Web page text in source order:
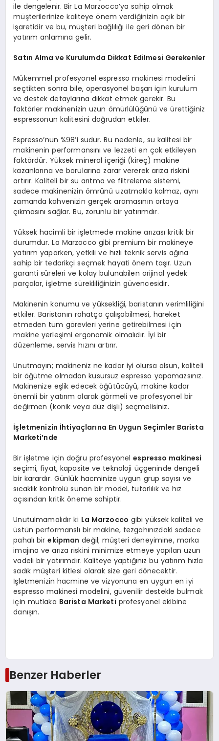
ile dengelenir. Bir La Marzocco’ya sahip olmak
müşterilerinize kaliteye önem verdiğinizin açık bir
işaretidir ve bu, müşteri bağlılığı ile geri dönen bir
yatırım anlamına gelir.
Satın Alma ve Kurulumda Dikkat Edilmesi Gerekenler
Mükemmel profesyonel espresso makinesi modelini
seçtikten sonra bile, operasyonel başarı için kurulum
ve destek detaylarına dikkat etmek gerekir. Bu
faktörler makinenizin uzun ömürlülüğünü ve ürettiğiniz
espressonun kalitesini doğrudan etkiler.
Espresso’nun %98’i sudur. Bu nedenle, su kalitesi bir
makinenin performansını ve lezzeti en çok etkileyen
faktördür. Yüksek mineral içeriği (kireç) makine
kazanlarına ve borularına zarar vererek arıza riskini
artırır. Kaliteli bir su arıtma ve filtreleme sistemi,
sadece makinenizin ömrünü uzatmakla kalmaz, aynı
zamanda kahvenizin gerçek aromasının ortaya
çıkmasını sağlar. Bu, zorunlu bir yatırımdır.
Yüksek hacimli bir işletmede makine arızası kritik bir
durumdur. La Marzocco gibi premium bir makineye
yatırım yaparken, yetkili ve hızlı teknik servis ağına
sahip bir tedarikçi seçmek hayati önem taşır. Uzun
garanti süreleri ve kolay bulunabilen orijinal yedek
parçalar, işletme sürekliliğinizin güvencesidir.
Makinenin konumu ve yüksekliği, baristanın verimliliğini
etkiler. Baristanın rahatça çalışabilmesi, hareket
etmeden tüm görevleri yerine getirebilmesi için
makine yerleşimi ergonomik olmalıdır. İyi bir
düzenleme, servis hızını artırır.
Unutmayın; makineniz ne kadar iyi olursa olsun, kaliteli
bir öğütme olmadan kusursuz espresso yapamazsınız.
Makinenize eşlik edecek öğütücüyü, makine kadar
önemli bir yatırım olarak görmeli ve profesyonel bir
değirmen (konik veya düz dişli) seçmelisiniz.
İşletmenizin İhtiyaçlarına En Uygun Seçimler Barista
Marketi’nde
Bir işletme için doğru profesyonelespresso makinesi
seçimi, fiyat, kapasite ve teknoloji üçgeninde dengeli
bir karardır. Günlük hacminize uygun grup sayısı ve
sıcaklık kontrolü sunan bir model, tutarlılık ve hız
açısından kritik öneme sahiptir.
Unutulmamalıdır ki La Marzocco gibi yüksek kaliteli ve
üstün performanslı bir makine, tezgahınızdaki sadece
pahalı birekipman değil; müşteri deneyimine, marka
imajına ve arıza riskini minimize etmeye yapılan uzun
vadeli bir yatırımdır. Kaliteye yaptığınız bu yatırım hızla
sadık müşteri kitlesi olarak size geri dönecektir.
İşletmenizin hacmine ve vizyonuna en uygun en iyi
espresso makinesi modelini, güvenilir destekle bulmak
için mutlaka Barista Marketi profesyonel ekibine
danışın.
Benzer Haberler